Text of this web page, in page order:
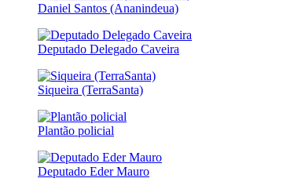
Daniel Santos (Ananindeua)
Deputado Delegado Caveira
Siqueira (TerraSanta)
Plantão policial
Deputado Eder Mauro